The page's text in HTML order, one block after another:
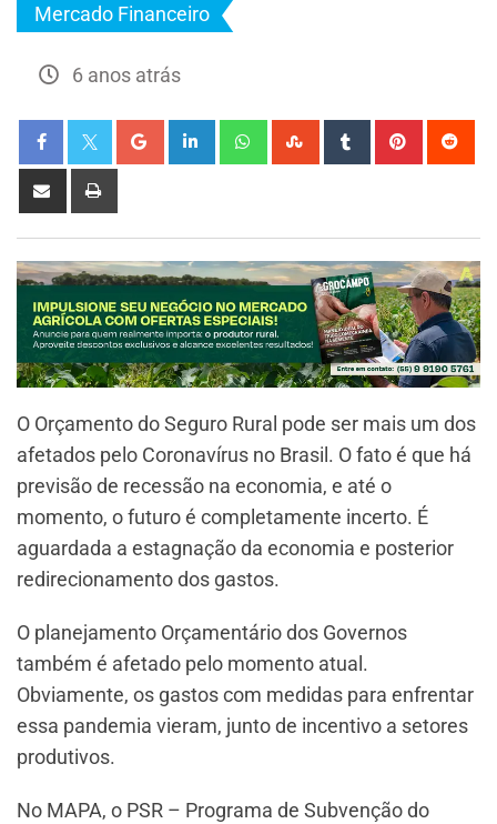
Mercado Financeiro
6 anos atrás
O Orçamento do Seguro Rural pode ser mais um dos
afetados pelo Coronavírus no Brasil. O fato é que há
previsão de recessão na economia, e até o
momento, o futuro é completamente incerto. É
aguardada a estagnação da economia e posterior
redirecionamento dos gastos.
O planejamento Orçamentário dos Governos
também é afetado pelo momento atual.
Obviamente, os gastos com medidas para enfrentar
essa pandemia vieram, junto de incentivo a setores
produtivos.
No MAPA, o PSR – Programa de Subvenção do